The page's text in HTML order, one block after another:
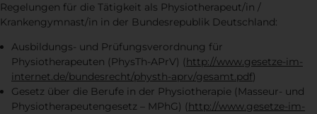
Regelungen für die Tätigkeit als Physiotherapeut/in /
Krankengymnast/in in der Bundesrepublik Deutschland:
Ausbildungs- und Prüfungsverordnung für
Physiotherapeuten (PhysTh-APrV) (http://www.gesetze-im-
internet.de/bundesrecht/physth-aprv/gesamt.pdf)
Gesetz über die Berufe in der Physiotherapie (Masseur- und
Physiotherapeutengesetz – MPhG) (http://www.gesetze-im-